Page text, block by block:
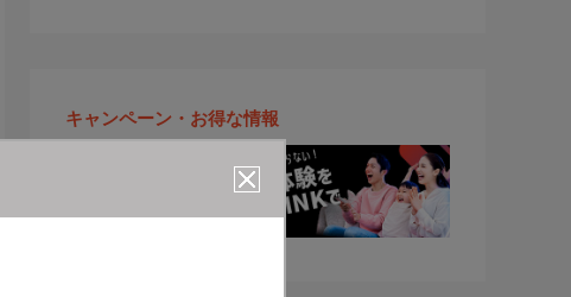
キャンペーン・お得な情報